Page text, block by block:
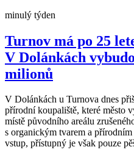
minulý týden
Turnov má po 25
V Dolánkách
milionů
V Dolánkách u Turnova dnes
přírodní koupaliště, které město
místě původního areálu
s organickým tvarem a
vstup, přístupný je však pouze